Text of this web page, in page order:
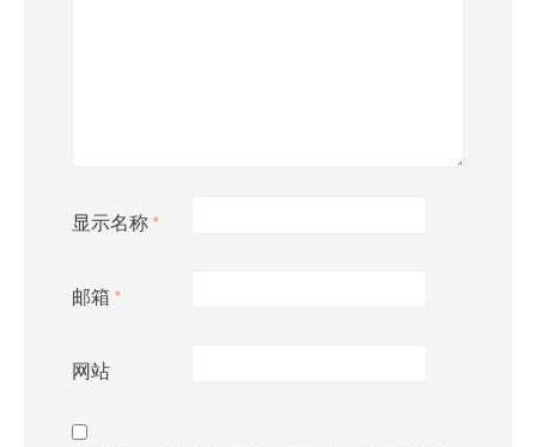
显示名称 *
邮箱 *
网站